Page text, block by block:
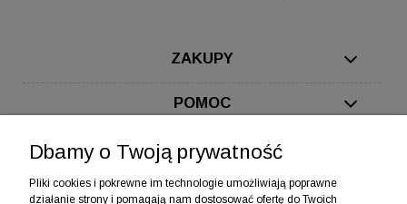
ZAKUPY
POMOC
MOJE KONTO
INFORMACJE
Dbamy o Twoją prywatność
Pliki cookies i pokrewne im technologie umożliwiają poprawne
działanie strony i pomagają nam dostosować ofertę do Twoich